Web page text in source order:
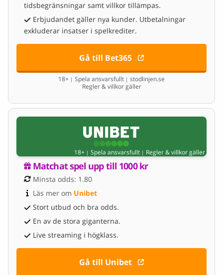
tidsbegränsningar samt villkor tillämpas.
Erbjudandet gäller nya kunder. Utbetalningar
exkluderar insatser i spelkrediter.
Gå till Bet365
18+ | Spela ansvarsfullt | stodlinjen.se
Regler & villkor gäller
18+ | Spela ansvarsfullt | Regler & villkor gäller
Matchat spel upp till 1000 kr
Minsta odds: 1.80
Läs mer om Unibet
Stort utbud och bra odds.
En av de stora giganterna.
Live streaming i högklass.
Gå till Unibet